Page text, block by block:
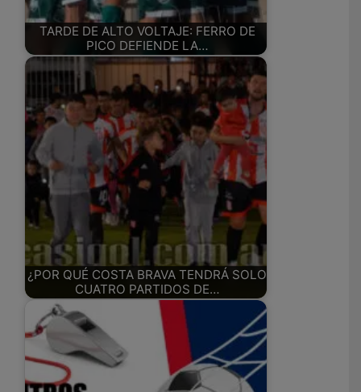
TARDE DE ALTO VOLTAJE: FERRO DE
PICO DEFIENDE LA…
¿POR QUÉ COSTA BRAVA TENDRÁ SOLO
CUATRO PARTIDOS DE…